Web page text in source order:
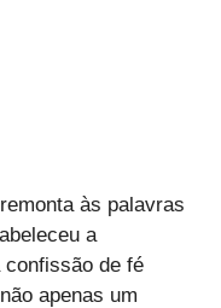
às palavras
a
confissão de fé
apenas um